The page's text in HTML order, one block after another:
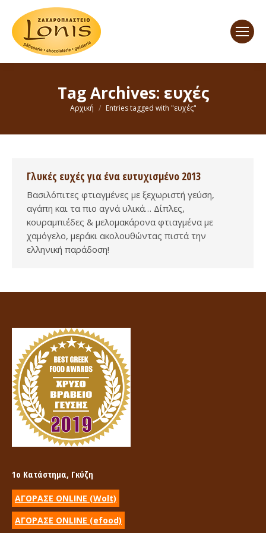
Tag Archives: ευχές
You are here:
Αρχική Entries tagged with "ευχές"
Γλυκές ευχές για ένα ευτυχισμένο 2013
Βασιλόπιτες φτιαγμένες με ξεχωριστή γεύση,
αγάπη και τα πιο αγνά υλικά… Δίπλες,
κουραμπιέδες & μελομακάρονα φτιαγμένα με
χαμόγελο, μεράκι ακολουθώντας πιστά την
ελληνική παράδοση!
1ο Κατάστημα, Γκύζη
ΑΓΟΡΑΣΕ ONLINE (Wolt)
ΑΓΟΡΑΣΕ ONLINE (efood)